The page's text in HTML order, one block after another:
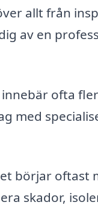
allt från
av en
ofta
med
börjar oftast
skador,